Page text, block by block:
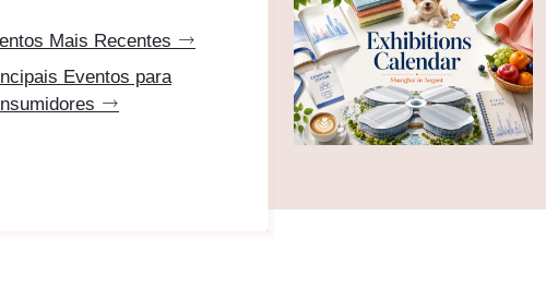
Mais Recentes
Eventos para